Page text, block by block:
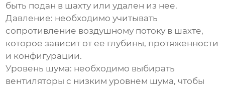
быть подан в шахту или удален из нее.
Давление: необходимо учитывать
сопротивление воздушному потоку в шахте,
которое зависит от ее глубины, протяженности
и конфигурации.
Уровень шума: необходимо выбирать
вентиляторы с низким уровнем шума, чтобы